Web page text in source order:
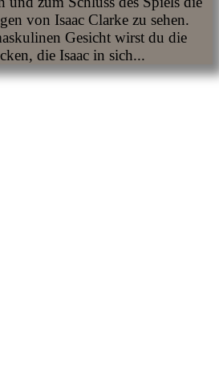
von Isaac Clarke zu sehen.
Gesicht wirst du die
die Isaac in sich...